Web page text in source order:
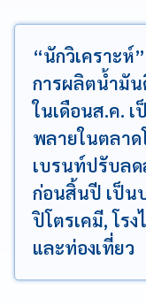
“นักวิเคราะห์
การผลิตน้ำมัน
ในเดือนส.ค.
พลายในตลา
เบรนท์ปรับลด
ก่อนสิ้นปี เป็น
ปิโตรเคมี, โร
และท่องเที่ยว